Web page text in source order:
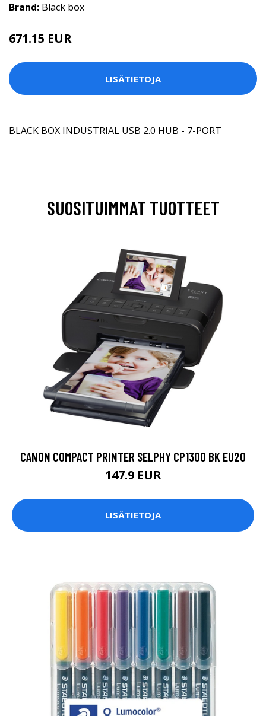
Brand: Black box
671.15 EUR
LISÄTIETOJA
BLACK BOX INDUSTRIAL USB 2.0 HUB - 7-PORT
SUOSITUIMMAT TUOTTEET
CANON COMPACT PRINTER SELPHY CP1300 BK EU20
147.9 EUR
LISÄTIETOJA